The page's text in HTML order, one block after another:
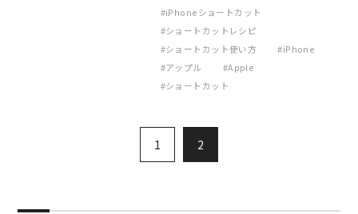
iPhoneショートカット
ショートカットレシピ
ショートカット使い方
iPhone
アップル
Apple
ショートカット
1 2